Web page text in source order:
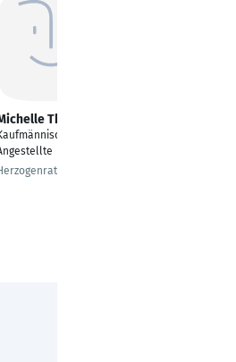
Thiele